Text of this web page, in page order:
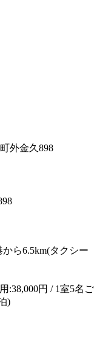
外金久898
ら6.5km(タクシー
:38,000円 / 1室5名ご
)